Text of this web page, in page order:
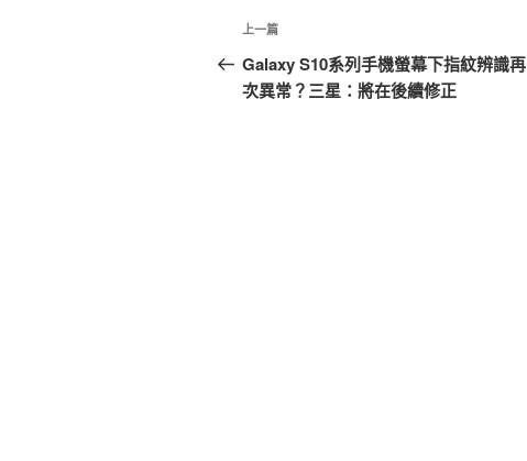
文
章
導
上
一
篇
上一篇
Galaxy S10系列手機螢幕下指紋辨識再
次異常？三星：將在後續修正